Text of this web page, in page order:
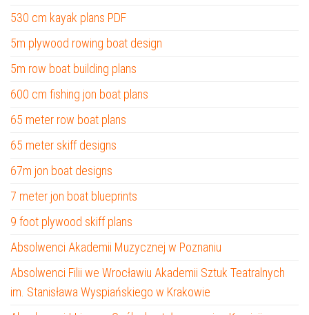
530 cm kayak plans PDF
5m plywood rowing boat design
5m row boat building plans
600 cm fishing jon boat plans
65 meter row boat plans
65 meter skiff designs
67m jon boat designs
7 meter jon boat blueprints
9 foot plywood skiff plans
Absolwenci Akademii Muzycznej w Poznaniu
Absolwenci Filii we Wrocławiu Akademii Sztuk Teatralnych
im. Stanisława Wyspiańskiego w Krakowie